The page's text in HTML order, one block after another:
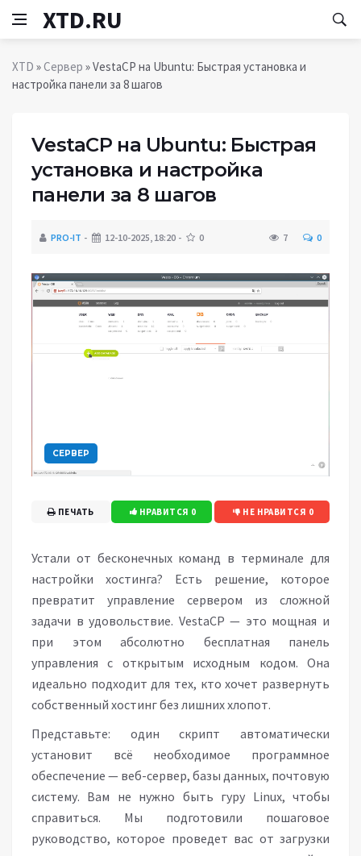
XTD.RU
XTD »Сервер » VestaCP на Ubuntu: Быстрая установка и
настройка панели за 8 шагов
VestaCP на Ubuntu: Быстрая
установка и настройка
панели за 8 шагов
PRO-IT 12-10-2025, 18:20 0 7 0
СЕРВЕР
НРАВИТСЯ 0 НЕ НРАВИТСЯ 0
ПЕЧАТЬ
Устали от бесконечных команд в терминале для
настройки хостинга? Есть решение, которое
превратит управление сервером из сложной
задачи в удовольствие. VestaCP — это мощная и
при этом абсолютно бесплатная панель
управления с открытым исходным кодом. Она
идеально подходит для тех, кто хочет развернуть
собственный хостинг без лишних хлопот.
Представьте: один скрипт автоматически
установит всё необходимое программное
обеспечение — веб-сервер, базы данных, почтовую
систему. Вам не нужно быть гуру Linux, чтобы
справиться. Мы подготовили пошаговое
руководство, которое проведет вас от загрузки